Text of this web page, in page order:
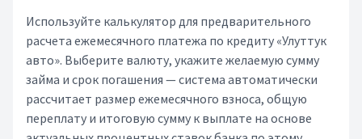
Используйте калькулятор для предварительного
расчета ежемесячного платежа по кредиту «Улуттук
авто». Выберите валюту, укажите желаемую сумму
займа и срок погашения — система автоматически
рассчитает размер ежемесячного взноса, общую
переплату и итоговую сумму к выплате на основе